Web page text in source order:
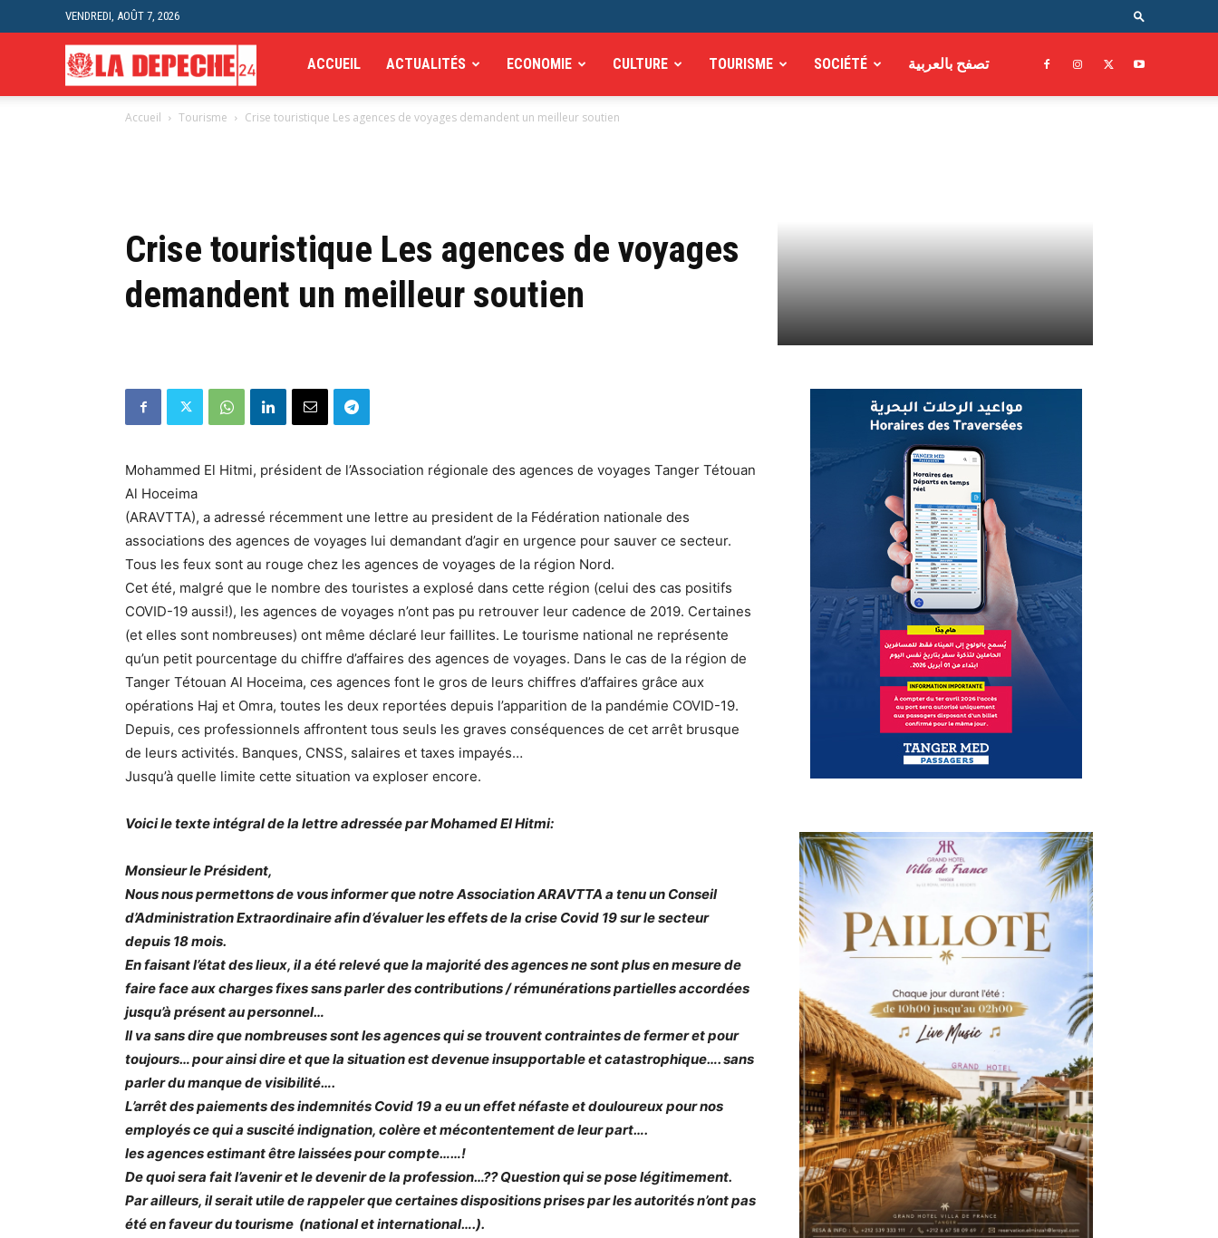
VENDREDI, AOÛT 7, 2026
Depeche
ACCUEIL ACTUALITÉS ECONOMIE CULTURE TOURISME SOCIÉTÉ تصفح بالعربية
Accueil Tourisme Crise touristique Les agences de voyages demandent un meilleur soutien
Crise touristique Les agences de voyages
demandent un meilleur soutien
Mohammed El Hitmi, président de l’Association régionale des agences de voyages Tanger Tétouan
Al Hoceima
(ARAVTTA), a adressé récemment une lettre au president de la Fédération nationale des
associations des agences de voyages lui demandant d’agir en urgence pour sauver ce secteur.
Tous les feux sont au rouge chez les agences de voyages de la région Nord.
Cet été, malgré que le nombre des touristes a explosé dans cette région (celui des cas positifs
COVID-19 aussi!), les agences de voyages n’ont pas pu retrouver leur cadence de 2019. Certaines
(et elles sont nombreuses) ont même déclaré leur faillites. Le tourisme national ne représente
qu’un petit pourcentage du chiffre d’affaires des agences de voyages. Dans le cas de la région de
Tanger Tétouan Al Hoceima, ces agences font le gros de leurs chiffres d’affaires grâce aux
opérations Haj et Omra, toutes les deux reportées depuis l’apparition de la pandémie COVID-19.
Depuis, ces professionnels affrontent tous seuls les graves conséquences de cet arrêt brusque
de leurs activités. Banques, CNSS, salaires et taxes impayés…
Jusqu’à quelle limite cette situation va exploser encore.
Voici le texte intégral de la lettre adressée par Mohamed El Hitmi:
Monsieur le Président,
Nous nous permettons de vous informer que notre Association ARAVTTA a tenu un Conseil
d’Administration Extraordinaire afin d’évaluer les effets de la crise Covid 19 sur le secteur
depuis 18 mois.
En faisant l’état des lieux, il a été relevé que la majorité des agences ne sont plus en mesure de
faire face aux charges fixes sans parler des contributions / rémunérations partielles accordées
jusqu’à présent au personnel…
Il va sans dire que nombreuses sont les agences qui se trouvent contraintes de fermer et pour
toujours… pour ainsi dire et que la situation est devenue insupportable et catastrophique…. sans
parler du manque de visibilité….
L’arrêt des paiements des indemnités Covid 19 a eu un effet néfaste et douloureux pour nos
employés ce qui a suscité indignation, colère et mécontentement de leur part….
les agences estimant être laissées pour compte……!
De quoi sera fait l’avenir et le devenir de la profession…?? Question qui se pose légitimement.
Par ailleurs, il serait utile de rappeler que certaines dispositions prises par les autorités n’ont pas
été en faveur du tourisme (national et international….).